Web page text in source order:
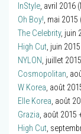
InStyle, avril 2016
Oh Boy!, mai 2015
The Celebrity, juin
High Cut, juin
NYLON, juillet
Cosmopolitan,
W Korea, août
Elle Korea, août
Grazia, août 2015
High Cut,